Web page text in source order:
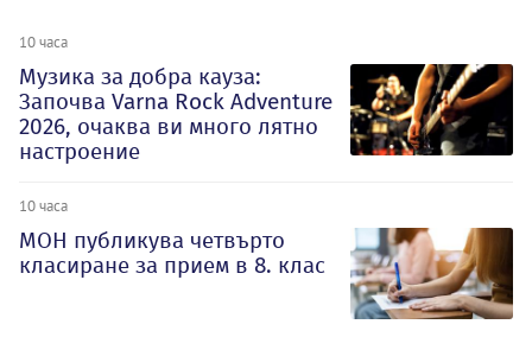
10 часа
Музика за добра кауза:
Започва Varna Rock Adventure
2026, очаква ви много лятно
настроение
10 часа
МОН публикува четвърто
класиране за прием в 8. клас